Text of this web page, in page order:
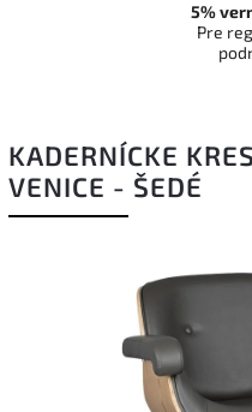
KADERNÍCKE
VENICE - ŠEDÉ
5%
Pre